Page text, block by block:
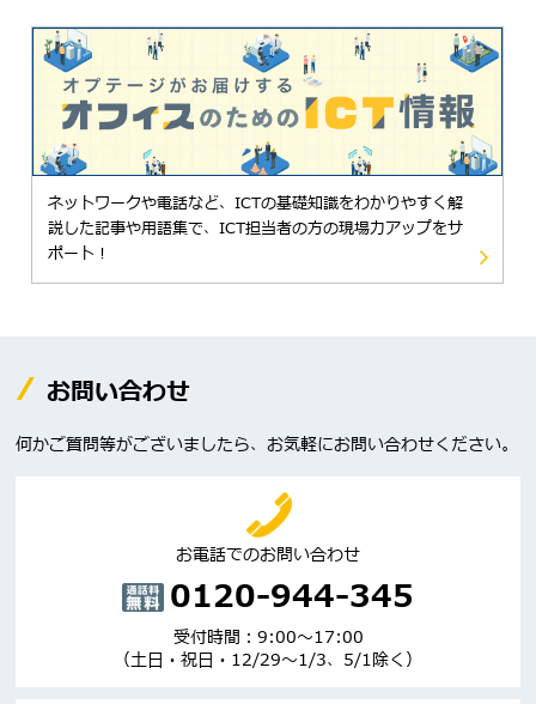
ネットワークや電話など、ICTの基礎知識をわかりやすく解
説した記事や用語集で、ICT担当者の方の現場力アップをサ
ポート！
お問い合わせ
何かご質問等がございましたら、お気軽にお問い合わせください。
お電話でのお問い合わせ
0120-944-345
受付時間：9:00～17:00
（土日・祝日・12/29～1/3、5/1除く）